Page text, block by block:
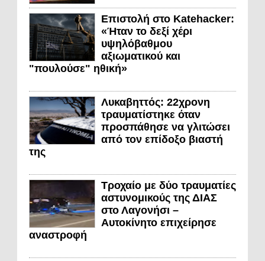
Επιστολή στο Katehacker:
«Ήταν το δεξί χέρι
υψηλόβαθμου
αξιωματικού και
"πουλούσε" ηθική»
Λυκαβηττός: 22χρονη
τραυματίστηκε όταν
προσπάθησε να γλιτώσει
από τον επίδοξο βιαστή
της
Τροχαίο με δύο τραυματίες
αστυνομικούς της ΔΙΑΣ
στο Λαγονήσι –
Αυτοκίνητο επιχείρησε
αναστροφή